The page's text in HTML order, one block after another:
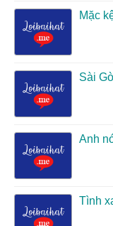
Mặc
Sài
Anh
Tình